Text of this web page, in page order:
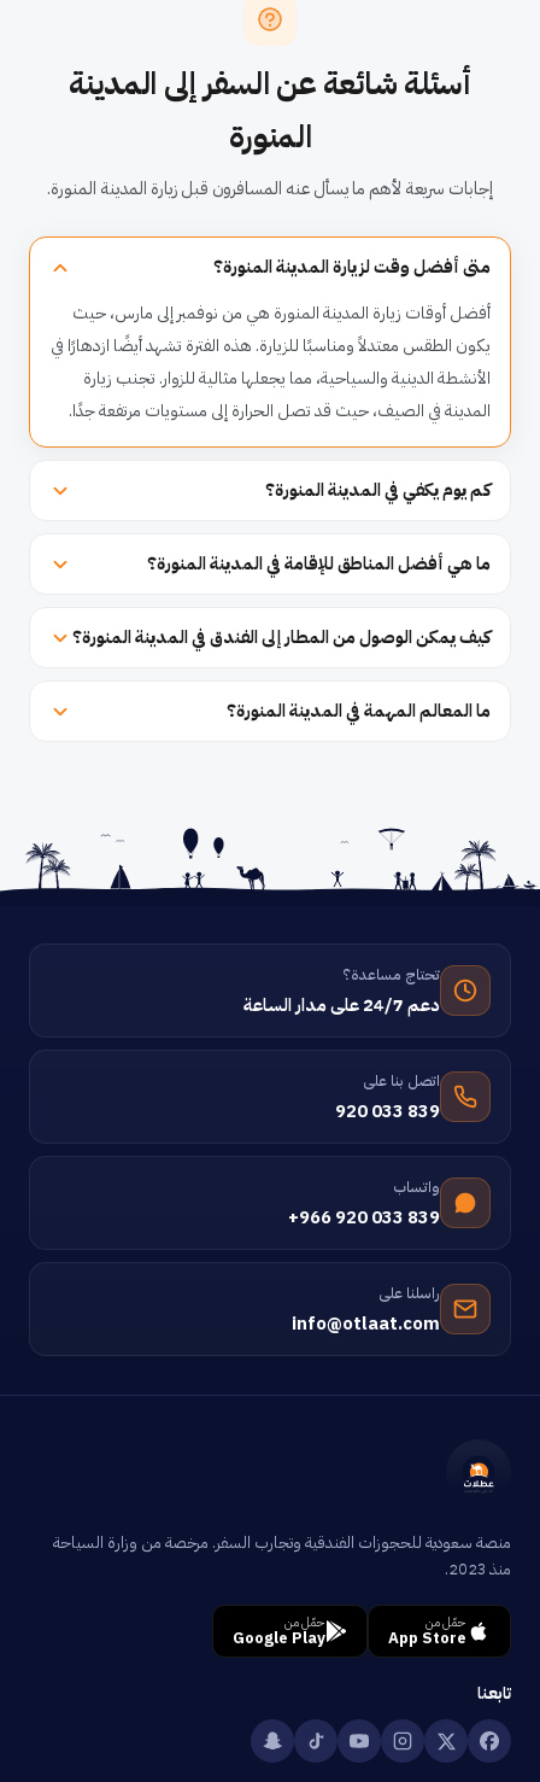
أسئلة شائعة عن السفر إلى المدينة
المنورة
إجابات سريعة لأهم ما يسأل عنه المسافرون قبل زيارة المدينة المنورة.
متى أفضل وقت لزيارة المدينة المنورة؟
أفضل أوقات زيارة المدينة المنورة هي من نوفمبر إلى مارس، حيث
يكون الطقس معتدلاً ومناسبًا للزيارة. هذه الفترة تشهد أيضًا ازدهارًا في
الأنشطة الدينية والسياحية، مما يجعلها مثالية للزوار. تجنب زيارة
المدينة في الصيف، حيث قد تصل الحرارة إلى مستويات مرتفعة جدًا.
كم يوم يكفي في المدينة المنورة؟
ما هي أفضل المناطق للإقامة في المدينة المنورة؟
كيف يمكن الوصول من المطار إلى الفندق في المدينة المنورة؟
ما المعالم المهمة في المدينة المنورة؟
تحتاج مساعدة؟
دعم 24/7 على مدار الساعة
اتصل بنا على
920 033 839
واتساب
+966 920 033 839
راسلنا على
info@otlaat.com
منصة سعودية للحجوزات الفندقية وتجارب السفر. مرخصة من وزارة السياحة
منذ 2023.
حمّل من
App Store
حمّل من
Google Play
تابعنا